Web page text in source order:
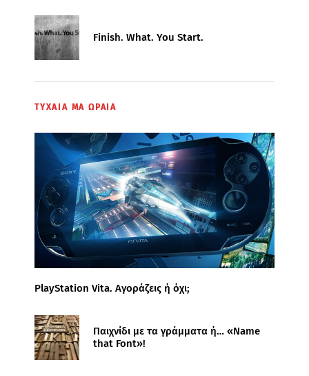
Finish. What. You Start.
ΤΥΧΑΙΑ ΜΑ ΩΡΑΙΑ
PlayStation Vita. Αγοράζεις ή όχι;
Παιχνίδι με τα γράμματα ή… «Name
that Font»!